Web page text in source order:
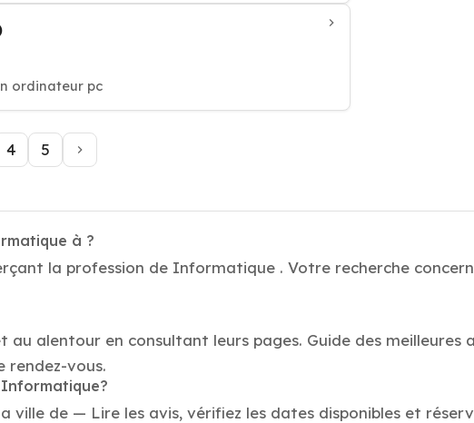
ordinateur pc
4 5
à ?
la profession de Informatique . Votre recherche
alentour en consultant leurs pages. Guide des meilleures
rendez-vous.
Informatique?
ville de — Lire les avis, vérifiez les dates disponibles et